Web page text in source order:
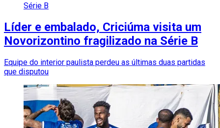
Série B
Líder e embalado, Criciúma visita um
Novorizontino fragilizado na Série B
Equipe do interior paulista perdeu as últimas duas partidas
que disputou